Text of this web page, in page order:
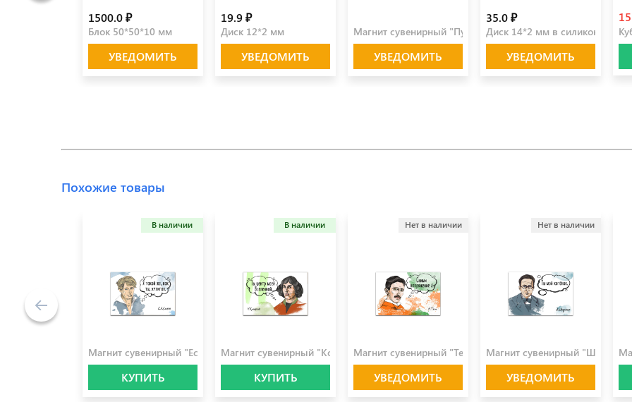
1500.0 ₽
Блок 50*50*10 мм
УВЕДОМИТЬ
19.9 ₽
Диск 12*2 мм
УВЕДОМИТЬ
Магнит сувенирный "Пушкин"
УВЕДОМИТЬ
35.0 ₽
Диск 14*2 мм в силиконе
УВЕДОМИТЬ
Похожие товары
В наличии
Магнит сувенирный "Есенин"
КУПИТЬ
В наличии
Магнит сувенирный "Коперник"
КУПИТЬ
Нет в наличии
Магнит сувенирный "Тесла"
УВЕДОМИТЬ
Нет в наличии
Магнит сувенирный
УВЕДОМИТЬ